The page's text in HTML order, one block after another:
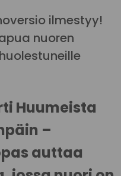
ilmestyy!
nuoren
Huumeista
–
auttaa